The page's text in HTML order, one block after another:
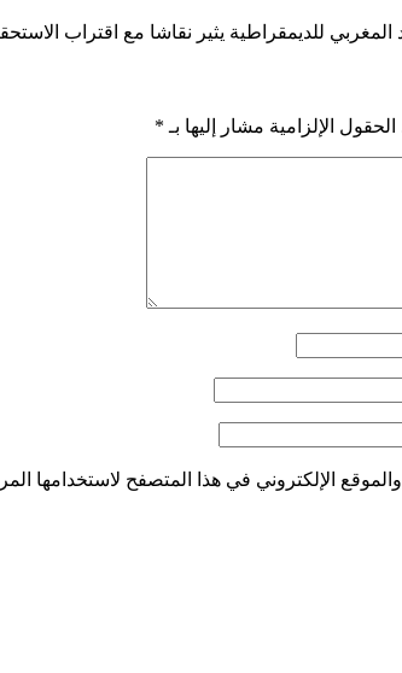
للديمقراطية يثير نقاشا مع اقتراب
الحقول الإلزامية مشار إليها بـ *
الإلكتروني في هذا المتصفح لاستخدامها